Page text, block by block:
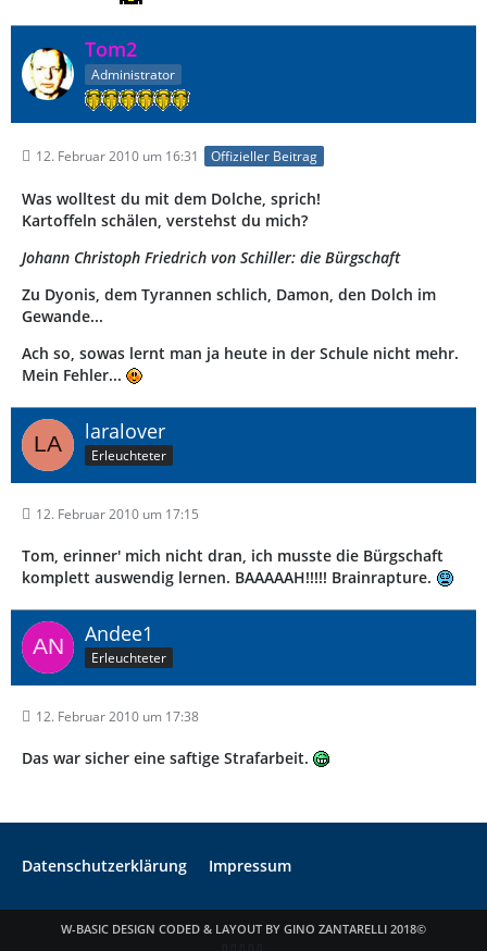
Tom2
Administrator
12. Februar 2010 um 16:31 Offizieller Beitrag
Was wolltest du mit dem Dolche, sprich!
Kartoffeln schälen, verstehst du mich?
Johann Christoph Friedrich von Schiller: die Bürgschaft
Zu Dyonis, dem Tyrannen schlich, Damon, den Dolch im
Gewande...
Ach so, sowas lernt man ja heute in der Schule nicht mehr.
Mein Fehler...
laralover
Erleuchteter
12. Februar 2010 um 17:15
Tom, erinner' mich nicht dran, ich musste die Bürgschaft
komplett auswendig lernen. BAAAAAH!!!!! Brainrapture.
Andee1
Erleuchteter
12. Februar 2010 um 17:38
Das war sicher eine saftige Strafarbeit.
Datenschutzerklärung Impressum
W-BASIC DESIGN CODED & LAYOUT BY GINO ZANTARELLI 2018©